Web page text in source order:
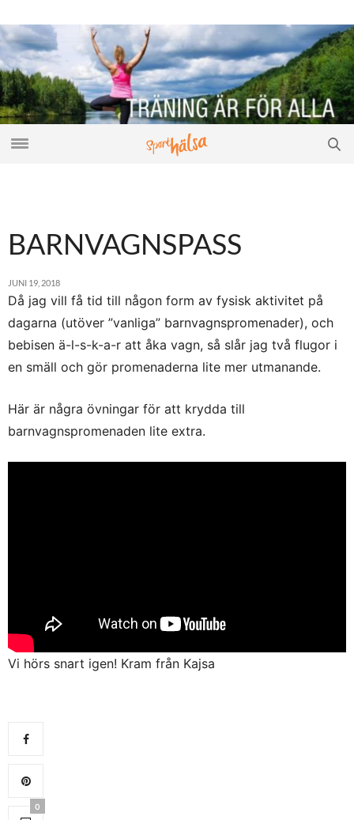
BARNVAGNSPASS
JUNI 19, 2018
Då jag vill få tid till någon form av fysisk aktivitet på
dagarna (utöver ”vanliga” barnvagnspromenader), och
bebisen ä-l-s-k-a-r att åka vagn, så slår jag två flugor i
en smäll och gör promenaderna lite mer utmanande.
Här är några övningar för att krydda till
barnvagnspromenaden lite extra.
Vi hörs snart igen! Kram från Kajsa
0